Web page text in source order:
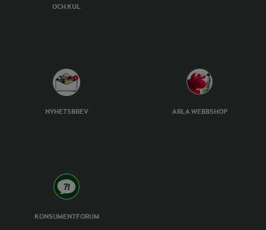
OCH KUL
NYHETSBREV ARLA WEBBSHOP
KONSUMENTFORUM